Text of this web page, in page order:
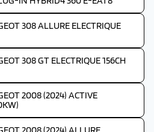
308 ALLURE ELECTRIQUE
308 GT ELECTRIQUE 156CH
2008 (2024) ACTIVE